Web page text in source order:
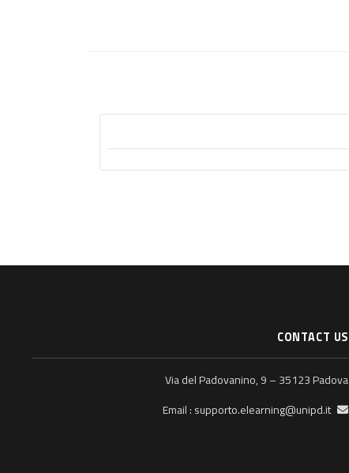
CONTACT US
Via del Padovanino, 9 – 35123 Padova
Email :
supporto.elearning@unipd.it